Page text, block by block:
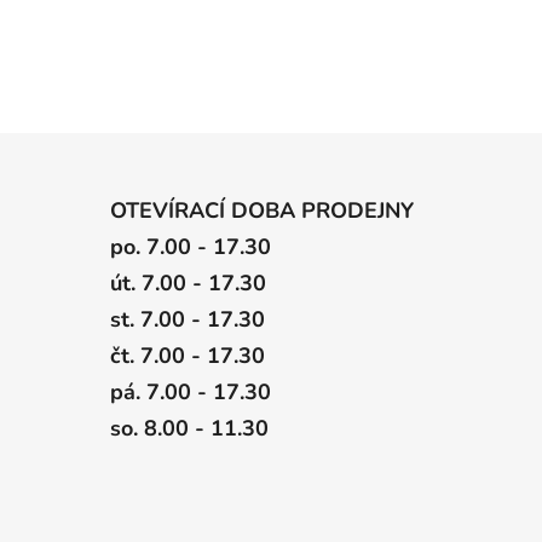
OTEVÍRACÍ DOBA PRODEJNY
po. 7.00 - 17.30
út. 7.00 - 17.30
st. 7.00 - 17.30
čt. 7.00 - 17.30
pá. 7.00 - 17.30
so. 8.00 - 11.30